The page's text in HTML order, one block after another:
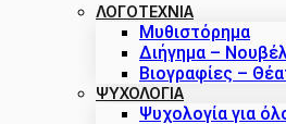
ΛΟΓΟΤΕΧΝΙΑ
Μυθιστόρημα
Διήγημα –
Βιογραφίες –
ΨΥΧΟΛΟΓΙΑ
Ψυχολογία για